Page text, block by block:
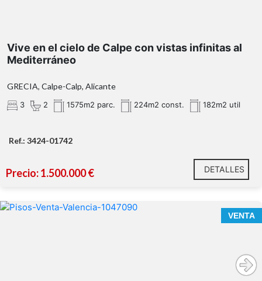
Vive en el cielo de Calpe con vistas infinitas al
Mediterráneo
GRECIA, Calpe-Calp, Alicante
3 2 1575m2 parc. 224m2 const. 182m2 util
Ref.: 3424-01742
Precio: 1.500.000 € DETALLES
VENTA
Ático Dúplex frente a la Ciudad de las Artes y las